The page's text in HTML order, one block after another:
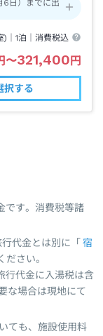
日）までに出
)｜1泊 ｜消費税込
〜321,400円
択する
です。消費税等諸
代金とは別に「 宿
さい。
行代金に入湯税は含
な場合は現地にて
ても、施設使用料